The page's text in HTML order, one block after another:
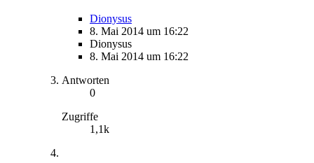
Dionysus
8. Mai 2014 um 16:22
Dionysus
8. Mai 2014 um 16:22
Antworten
0
Zugriffe
1,1k